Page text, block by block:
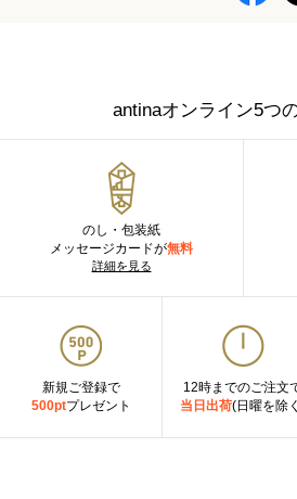
antinaオンライン5つ
のし・包装紙
メッセージカードが無料
詳細を見る
新規ご登録で
500ptプレゼント
12時までのご注文
当日出荷(日曜を除